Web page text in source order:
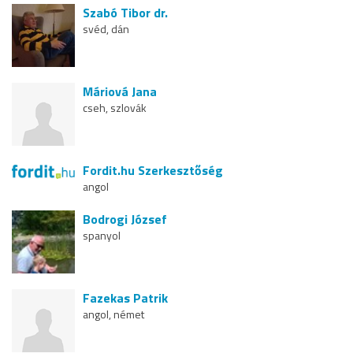
Szabó Tibor dr.
svéd, dán
Máriová Jana
cseh, szlovák
Fordit.hu Szerkesztőség
angol
Bodrogi József
spanyol
Fazekas Patrik
angol, német